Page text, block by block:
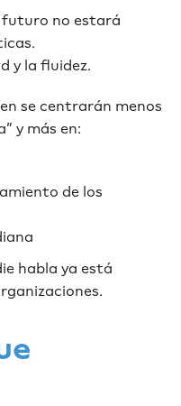
futuro no estará
y la fluidez.
se centrarán menos
y más en:
de los
habla ya está